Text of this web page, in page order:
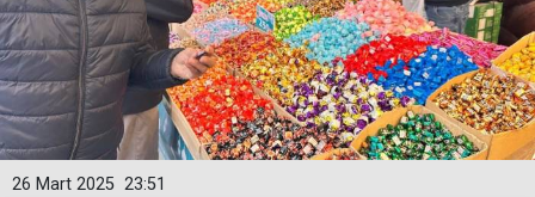
23:51
26 Mart 2025